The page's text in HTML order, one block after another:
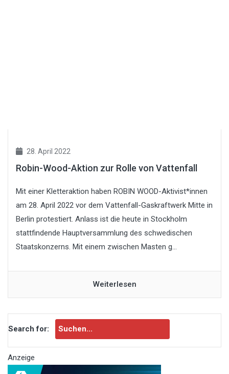
28. April 2022
Robin-Wood-Aktion zur Rolle von Vattenfall
Mit einer Kletteraktion haben ROBIN WOOD-Aktivist*innen
am 28. April 2022 vor dem Vattenfall-Gaskraftwerk Mitte in
Berlin protestiert. Anlass ist die heute in Stockholm
stattfindende Hauptversammlung des schwedischen
Staatskonzerns. Mit einem zwischen Masten g...
Weiterlesen
Search for:
Anzeige